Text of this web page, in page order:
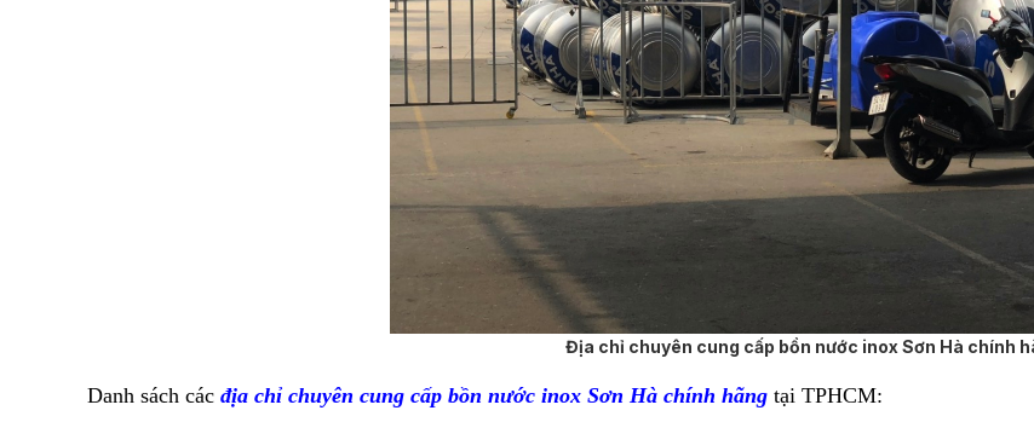
Địa chỉ chuyên cung cấp bồn nước inox Sơn Hà chính
Danh sách các địa chỉ chuyên cung cấp bồn nước inox Sơn Hà chính hãng tại TPHCM: